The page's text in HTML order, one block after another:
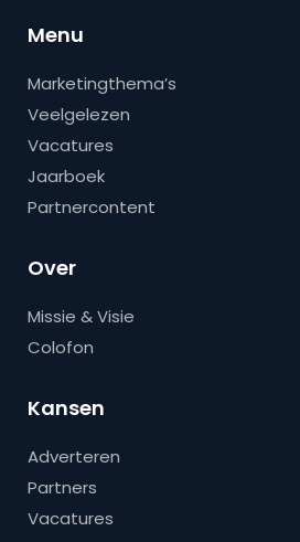
Menu
Marketingthema’s
Veelgelezen
Vacatures
Jaarboek
Partnercontent
Over
Missie & Visie
Colofon
Kansen
Adverteren
Partners
Vacatures